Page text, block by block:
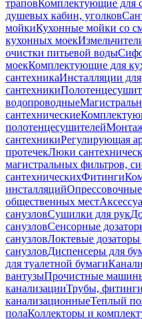
траповКомплектующие для
душевых кабин, уголков
мойкиКухонные мойки со
кухонных моек
очистки питьевой воды
моекКомплектующие для
сантехникаИнсталляции для
сантехники
водопроводные
сантехнические
полотенцесушителей
сантехникиРегулирующая
протечекЛюки
магистральных фильтров,
сантехническихФитинги
инсталляций
общественных мест
санузловСушилки для рук
санузловСенсорные
санузловЛоктевые
санузловДиспенсеры для
для туалетной бумаги
вантузыПрочистные
канализацииТрубы,
канализационныеТеплый
полаКоллекторы и